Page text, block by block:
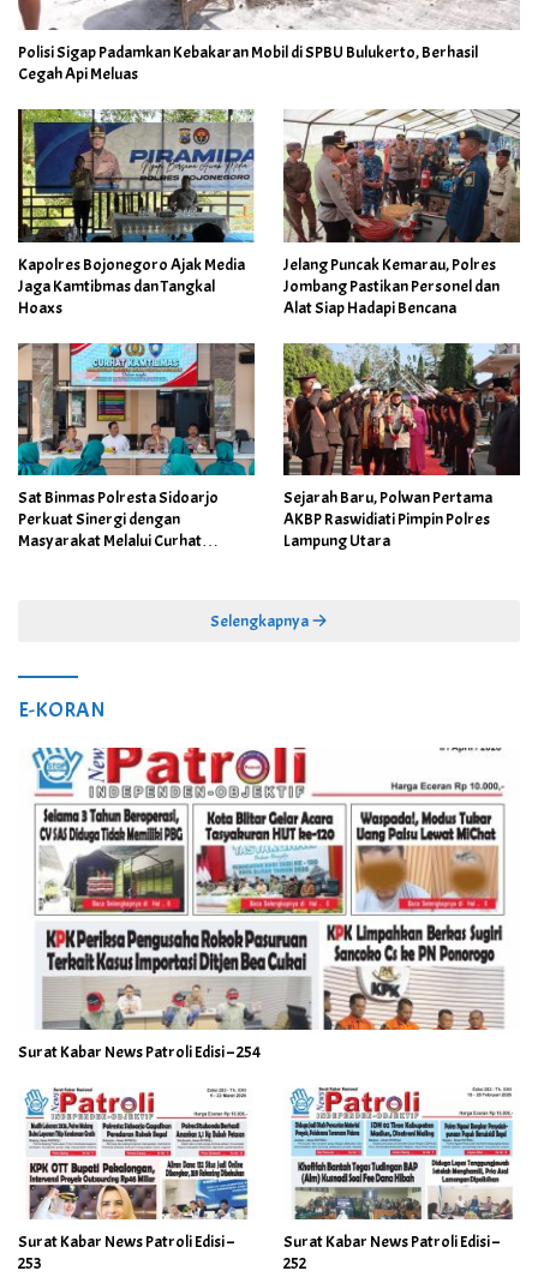
Polisi Sigap Padamkan Kebakaran Mobil di SPBU Bulukerto, Berhasil
Cegah Api Meluas
Kapolres Bojonegoro Ajak Media
Jaga Kamtibmas dan Tangkal
Hoaxs
Jelang Puncak Kemarau, Polres
Jombang Pastikan Personel dan
Alat Siap Hadapi Bencana
Sat Binmas Polresta Sidoarjo
Perkuat Sinergi dengan
Masyarakat Melalui Curhat
Sejarah Baru, Polwan Pertama
AKBP Raswidiati Pimpin Polres
Lampung Utara
Selengkapnya
E-KORAN
Surat Kabar News Patroli Edisi – 254
Surat Kabar News Patroli Edisi –
253
Surat Kabar News Patroli Edisi –
252